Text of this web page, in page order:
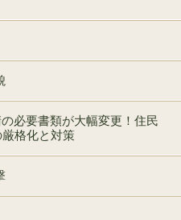
必要書類が大幅変更！住民
格化と対策